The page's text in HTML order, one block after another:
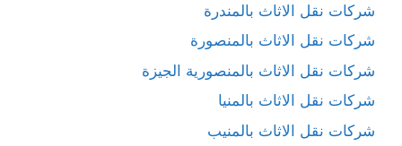
شركات نقل الاثاث بالمندرة
شركات نقل الاثاث بالمنصورة
شركات نقل الاثاث بالمنصورية الجيزة
شركات نقل الاثاث بالمنيا
شركات نقل الاثاث بالمنيب